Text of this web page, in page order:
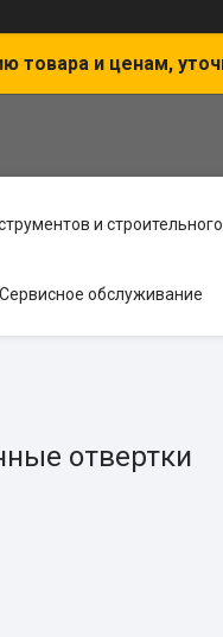
товара и ценам,
и
Сервисное обслуживание
отвертки